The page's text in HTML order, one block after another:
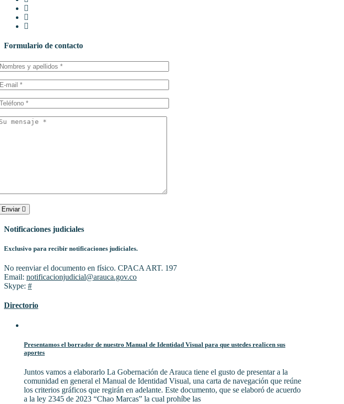
Formulario de contacto
Enviar
Notificaciones judiciales
Exclusivo para recibir notificaciones judiciales.
No reenviar el documento en físico. CPACA ART. 197
Email: notificacionjudicial@arauca.gov.co
Skype: #
Directorio
Presentamos el borrador de nuestro Manual de Identidad Visual para que ustedes realicen sus
aportes
Juntos vamos a elaborarlo La Gobernación de Arauca tiene el gusto de presentar a la
comunidad en general el Manual de Identidad Visual, una carta de navegación que reúne
los criterios gráficos que regirán en adelante. Este documento, que se elaboró de acuerdo
a la ley 2345 de 2023 “Chao Marcas” la cual prohíbe las